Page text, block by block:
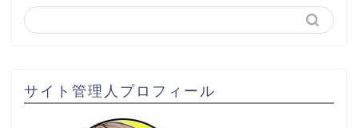
サイト管理人プロフィール